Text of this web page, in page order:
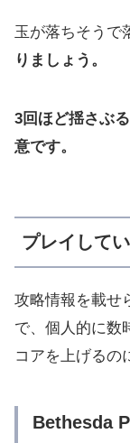
玉が落ちそうで
りましょう。
3回ほど揺さぶ
意です。
プレイして
攻略情報を載せ
で、個人的に数
コアを上げるの
Bethesda